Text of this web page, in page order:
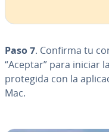
Paso 7. Confirma tu
“Aceptar” para iniciar
protegida con la
Mac.